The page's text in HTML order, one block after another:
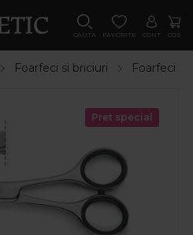
CAUTA FAVORITE CONT COS
Foarfeci si briciuri Foarfeci
Pret special